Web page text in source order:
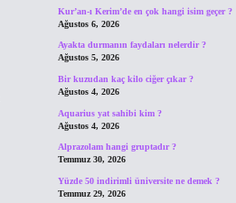
Kur’an-ı Kerim’de en çok hangi isim geçer ?
Ağustos 6, 2026
Ayakta durmanın faydaları nelerdir ?
Ağustos 5, 2026
Bir kuzudan kaç kilo ciğer çıkar ?
Ağustos 4, 2026
Aquarius yat sahibi kim ?
Ağustos 4, 2026
Alprazolam hangi gruptadır ?
Temmuz 30, 2026
Yüzde 50 indirimli üniversite ne demek ?
Temmuz 29, 2026